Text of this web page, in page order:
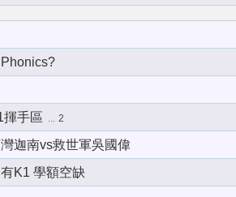
揮手區 ... 2
迦南vs救世軍吳國偉
K1 學額空缺